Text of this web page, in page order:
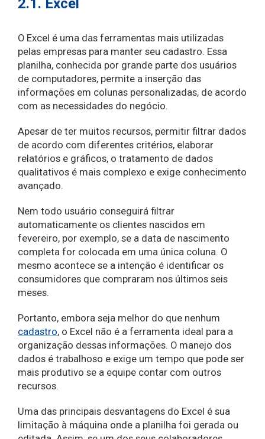
2.1. Excel
O Excel é uma das ferramentas mais utilizadas
pelas empresas para manter seu cadastro. Essa
planilha, conhecida por grande parte dos usuários
de computadores, permite a inserção das
informações em colunas personalizadas, de acordo
com as necessidades do negócio.
Apesar de ter muitos recursos, permitir filtrar dados
de acordo com diferentes critérios, elaborar
relatórios e gráficos, o tratamento de dados
qualitativos é mais complexo e exige conhecimento
avançado.
Nem todo usuário conseguirá filtrar
automaticamente os clientes nascidos em
fevereiro, por exemplo, se a data de nascimento
completa for colocada em uma única coluna. O
mesmo acontece se a intenção é identificar os
consumidores que compraram nos últimos seis
meses.
Portanto, embora seja melhor do que nenhum
cadastro, o Excel não é a ferramenta ideal para a
organização dessas informações. O manejo dos
dados é trabalhoso e exige um tempo que pode ser
mais produtivo se a equipe contar com outros
recursos.
Uma das principais desvantagens do Excel é sua
limitação à máquina onde a planilha foi gerada ou